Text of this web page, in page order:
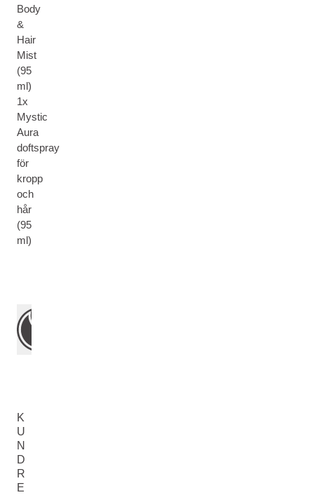
Body
&
Hair
Mist
(95
ml)
1x
Mystic
Aura
doftspray
för
kropp
och
hår
(95
ml)
K
U
N
D
R
E